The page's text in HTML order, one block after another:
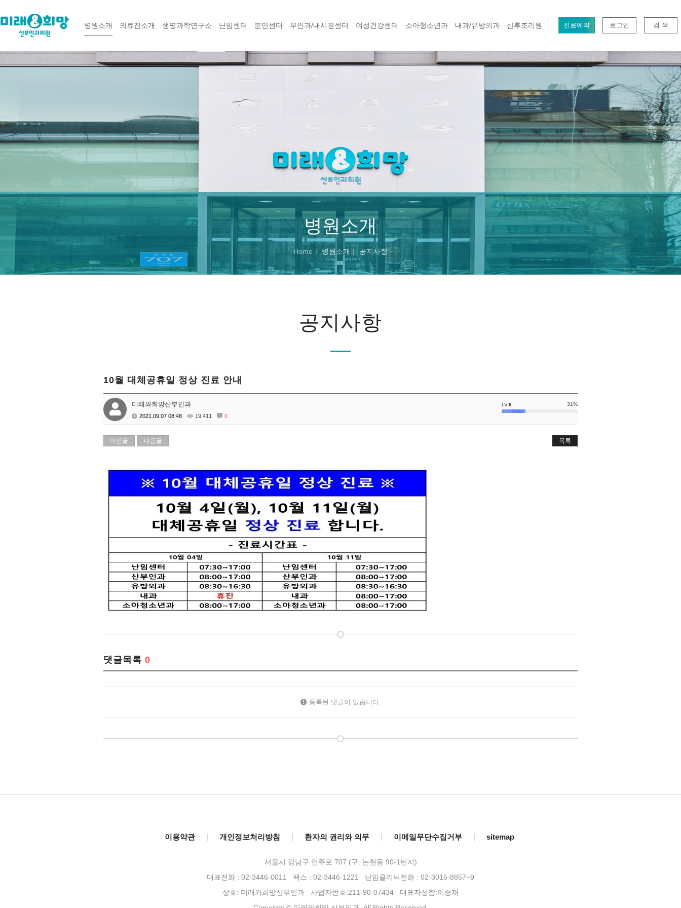
병원소개 의료진소개 생명과학연구소 난임센터 분만센터 부인과/내시경센터 여성건강센터 소아청소년과 내과/유방외과 산후조리원 진료예약 로그인 검 색
병원소개
Home 병원소개 공지사항
공지사항
10월 대체공휴일 정상 진료 안내
미래와희망산부인과
2021.09.07 08:48 19,411 0
LV.6 31%
이전글 다음글 목록
댓글목록 0
등록된 댓글이 없습니다.
이용약관 개인정보처리방침 환자의 권리와 의무 이메일무단수집거부 sitemap
서울시 강남구 언주로 707 (구. 논현동 90-1번지)
대표전화 : 02-3446-0011 팩스 : 02-3446-1221 난임클리닉전화 : 02-3015-8857~9
상호: 미래와희망산부인과 사업자번호:211-90-07434 대표자성함:이승재